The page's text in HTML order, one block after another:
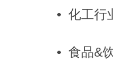
• 化工行
• 食品&